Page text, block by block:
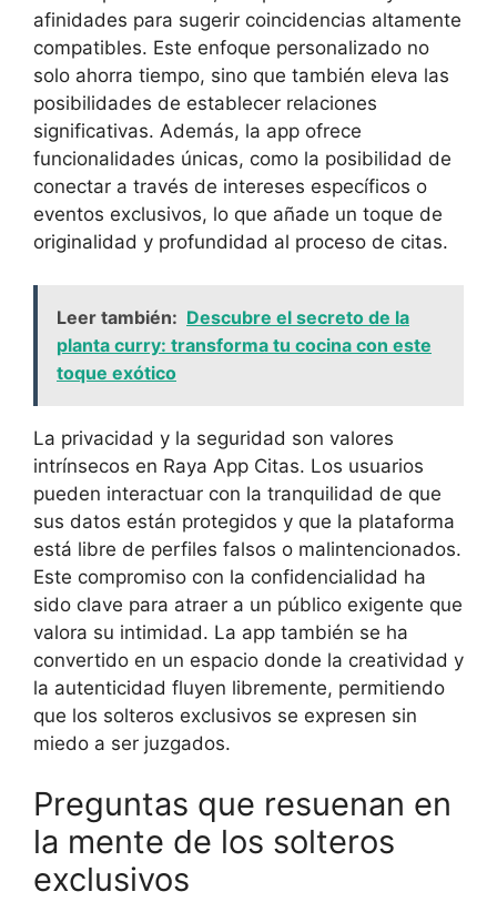
afinidades para sugerir coincidencias altamente
compatibles. Este enfoque personalizado no
solo ahorra tiempo, sino que también eleva las
posibilidades de establecer relaciones
significativas. Además, la app ofrece
funcionalidades únicas, como la posibilidad de
conectar a través de intereses específicos o
eventos exclusivos, lo que añade un toque de
originalidad y profundidad al proceso de citas.
Leer también: Descubre el secreto de la
planta curry: transforma tu cocina con este
toque exótico
La privacidad y la seguridad son valores
intrínsecos en Raya App Citas. Los usuarios
pueden interactuar con la tranquilidad de que
sus datos están protegidos y que la plataforma
está libre de perfiles falsos o malintencionados.
Este compromiso con la confidencialidad ha
sido clave para atraer a un público exigente que
valora su intimidad. La app también se ha
convertido en un espacio donde la creatividad y
la autenticidad fluyen libremente, permitiendo
que los solteros exclusivos se expresen sin
miedo a ser juzgados.
Preguntas que resuenan en
la mente de los solteros
exclusivos